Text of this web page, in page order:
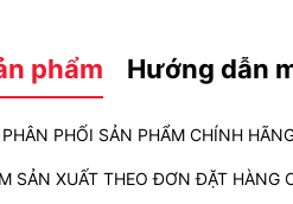
phẩm Hướng dẫn
PHỐI SẢN PHẨM CHÍNH
SẢN XUẤT THEO ĐƠN ĐẶT HÀNG